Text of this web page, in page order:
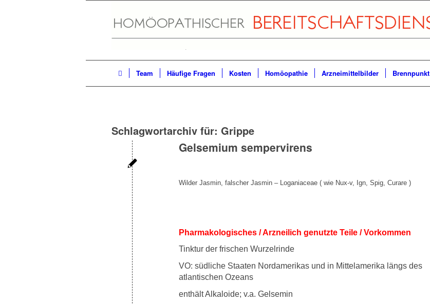
Team Häufige Fragen Kosten Homöopathie Arzneimittelbilder Brennpunkt
Schlagwortarchiv für: Grippe
Gelsemium sempervirens
Wilder Jasmin, falscher Jasmin – Loganiaceae ( wie Nux-v, Ign, Spig, Curare )
Pharmakologisches / Arzneilich genutzte Teile / Vorkommen
Tinktur der frischen Wurzelrinde
VO: südliche Staaten Nordamerikas und in Mittelamerika längs des
atlantischen Ozeans
enthält Alkaloide; v.a. Gelsemin